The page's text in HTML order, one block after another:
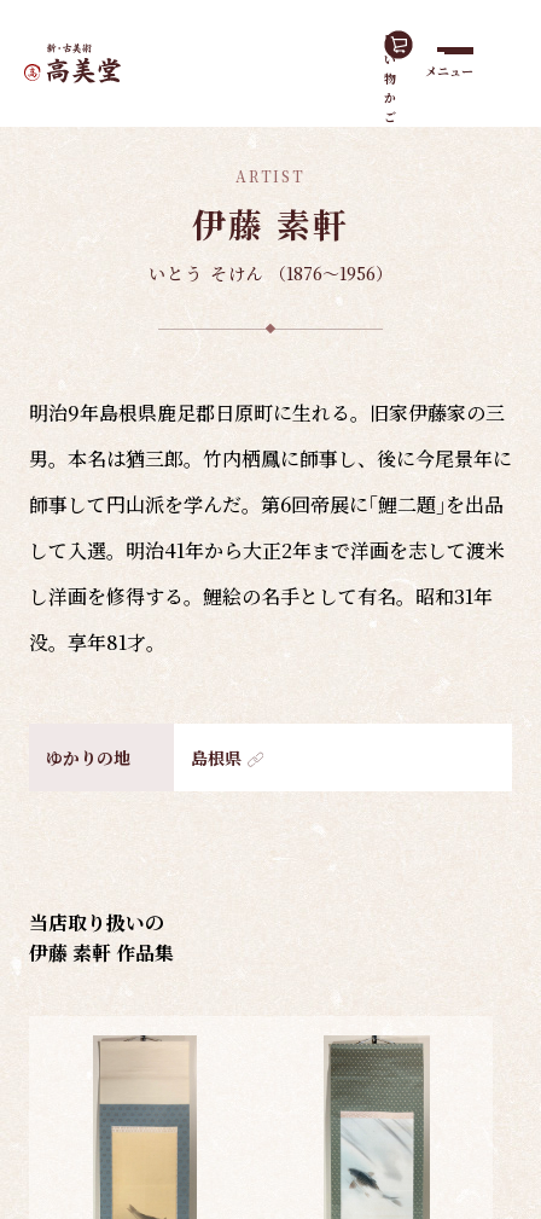
買
い
物
か
ご
メニュー
ホーム島根の作家
ARTIST
伊藤 素軒
いとう そけん （1876～1956）
明治9年島根県鹿足郡日原町に生れる。旧家伊藤家の三
男。本名は猶三郎。竹内栖鳳に師事し、後に今尾景年に
師事して円山派を学んだ。第6回帝展に｢鯉二題｣を出品
して入選。明治41年から大正2年まで洋画を志して渡米
し洋画を修得する。鯉絵の名手として有名。昭和31年
没。享年81才。
ゆかりの地 島根県
当店取り扱いの
伊藤 素軒 作品集